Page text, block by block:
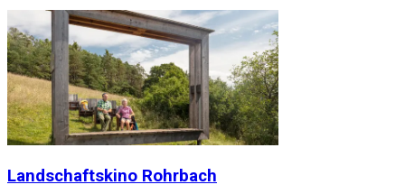
Landschaftskino Rohrbach